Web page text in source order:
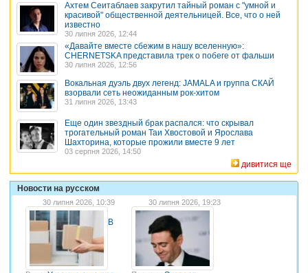
Ахтем Сеитаблаев закрутил тайный роман с "умной и
красивой" общественной деятельницей. Все, что о ней
известно
30 липня 2026, 12:44
«Давайте вместе сбежим в нашу вселенную»:
CHERNETSKA представила трек о побеге от фальши
30 липня 2026, 12:56
Вокальная дуэль двух легенд: JAMALA и группа СКАЙ
взорвали сеть неожиданным рок-хитом
31 липня 2026, 13:43
Еще один звездный брак распался: что скрывал
трогательный роман Таи Хвостовой и Ярослава
Шахторина, которые прожили вместе 9 лет
03 серпня 2026, 14:50
дивитися ще
Новости на русском
30 липня 2026, 10:39
В
30 липня 2026, 19:23